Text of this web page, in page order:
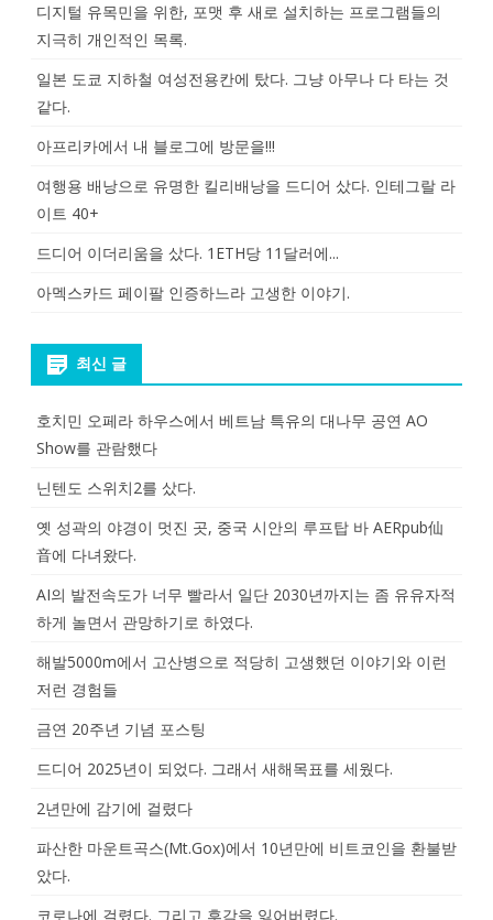
디지털 유목민을 위한, 포맷 후 새로 설치하는 프로그램들의
지극히 개인적인 목록.
일본 도쿄 지하철 여성전용칸에 탔다. 그냥 아무나 다 타는 것
같다.
아프리카에서 내 블로그에 방문을!!!
여행용 배낭으로 유명한 킬리배낭을 드디어 샀다. 인테그랄 라
이트 40+
드디어 이더리움을 샀다. 1ETH당 11달러에...
아멕스카드 페이팔 인증하느라 고생한 이야기.
최신 글
호치민 오페라 하우스에서 베트남 특유의 대나무 공연 AO
Show를 관람했다
닌텐도 스위치2를 샀다.
옛 성곽의 야경이 멋진 곳, 중국 시안의 루프탑 바 AERpub仙
音에 다녀왔다.
AI의 발전속도가 너무 빨라서 일단 2030년까지는 좀 유유자적
하게 놀면서 관망하기로 하였다.
해발5000m에서 고산병으로 적당히 고생했던 이야기와 이런
저런 경험들
금연 20주년 기념 포스팅
드디어 2025년이 되었다. 그래서 새해목표를 세웠다.
2년만에 감기에 걸렸다
파산한 마운트곡스(Mt.Gox)에서 10년만에 비트코인을 환불받
았다.
코로나에 걸렸다. 그리고 후각을 잃어버렸다.